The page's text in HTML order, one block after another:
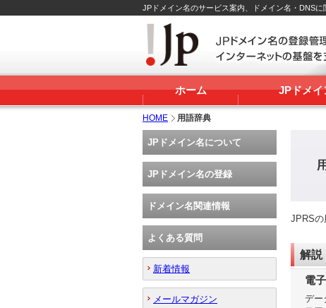
JPドメイン名のサービス案内、ドメイン名・DNSに
ホーム JPドメイ
HOME 用語辞典
JPRSの
解説
電
デー
JPドメイン名について
JPドメイン名の登録
ドメイン名関連情報
よくある質問
新着情報
メールマガジン